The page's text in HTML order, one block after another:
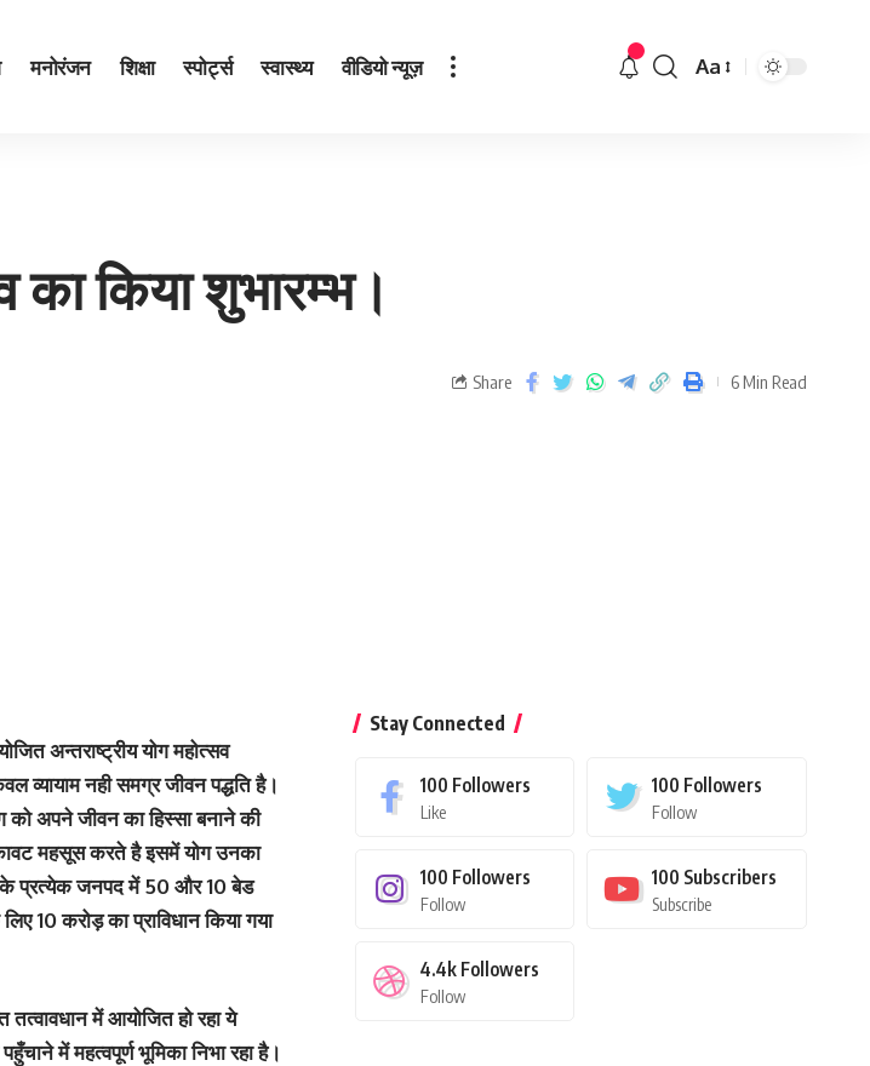
मनोरंजन शिक्षा स्पोर्ट्स स्वास्थ्य वीडियो न्यूज़ Aa
का किया शुभारम्भ।
Share 6 Min Read
अन्तराष्ट्रीय योग महोत्सव
व्यायाम नही समग्र जीवन पद्धति है।
अपने जीवन का हिस्सा बनाने की
महसूस करते है इसमें योग उनका
के प्रत्येक जनपद में 50 और 10 बेड
10 करोड़ का प्राविधान किया गया
में आयोजित हो रहा ये
में महत्वपूर्ण भूमिका निभा रहा है।
Stay Connected
100 Followers
Like
100 Followers
Follow
100 Followers
Follow
100 Subscribers
Subscribe
4.4k Followers
Follow